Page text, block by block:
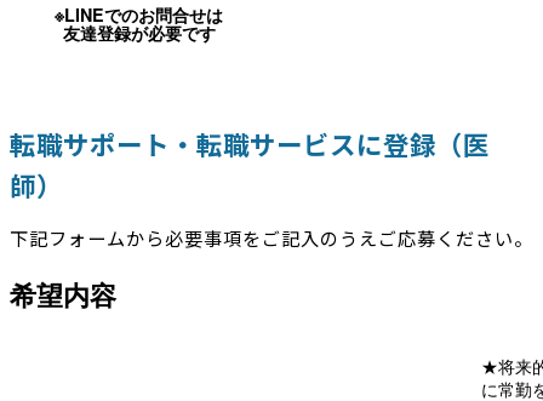
※LINEでのお問合せは
友達登録が必要です
転職サポート・転職サービスに登録（医
師）
下記フォームから必要事項をご記入のうえご応募ください。
希望内容
★将来
に常勤